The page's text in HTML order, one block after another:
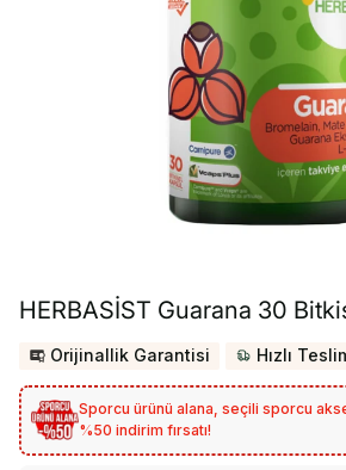
HERBASİST Guarana 30
Orijinallik Garantisi Hızlı
Sporcu ürünü alana, seçili sporcu
%50 indirim fırsatı!